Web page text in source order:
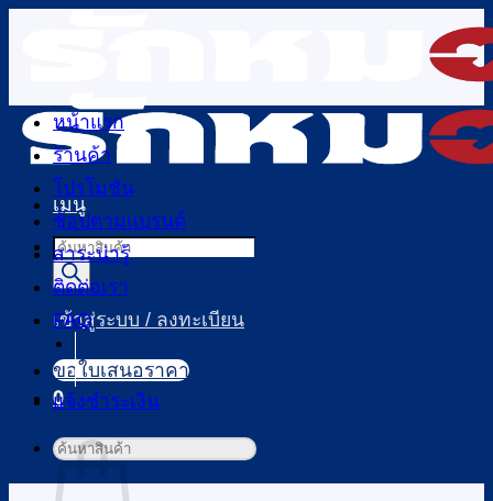
เนื้อหา
เมนู
Products
search
เข้าสู่ระบบ / ลงทะเบียน
0
หน้าแรก
ร้านค้า
โปรโมชัน
ช้อปตามแบรนด์
สาระน่ารู้
ติดต่อเรา
FAQ
ขอใบเสนอราคา
แจ้งชำระเงิน
ค้นหา: